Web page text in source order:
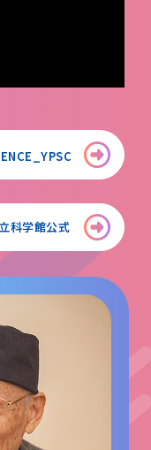
科学館公式